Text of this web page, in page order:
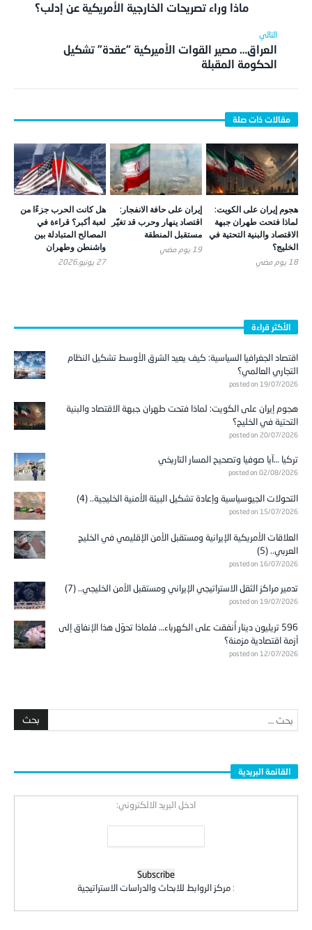
ماذا وراء تصريحات الخارجية الأمريكية عن إدلب؟
العراق… مصير القوات الأميركية “عقدة” تشكيل
الحكومة المقبلة
هجوم إيران على الكويت:
لماذا فتحت طهران جبهة
الاقتصاد والبنية التحتية في
الخليج؟
18 يوم ‎مضي
إيران على حافة الانفجار:
اقتصاد ينهار وحرب قد تغيّر
مستقبل المنطقة
19 يوم ‎مضي
هل كانت الحرب جزءًا من
لعبة أكبر؟ قراءة في
المصالح المتبادلة بين
واشنطن وطهران
27 يونيو,2026
الأكثر قراءة
اقتصاد الجغرافيا السياسية: كيف يعيد الشرق الأوسط تشكيل النظام
التجاري العالمي؟
posted on 19/07/2026
هجوم إيران على الكويت: لماذا فتحت طهران جبهة الاقتصاد والبنية
التحتية في الخليج؟
posted on 20/07/2026
تركيا …آيا صوفيا وتصحيح المسار التاريخي
posted on 02/08/2026
التحولات الجيوسياسية وإعادة تشكيل البيئة الأمنية الخليجية.. (4)
posted on 15/07/2026
العلاقات الأمريكية الإيرانية ومستقبل الأمن الإقليمي في الخليج
العربي.. (5)
posted on 16/07/2026
تدمير مراكز الثقل الاستراتيجي الإيراني ومستقبل الأمن الخليجي.. (7)
posted on 19/07/2026
596 تريليون دينار أُنفقت على الكهرباء… فلماذا تحوّل هذا الإنفاق إلى
أزمة اقتصادية مزمنة؟
posted on 12/07/2026
القائمة البريدية
ادخل البريد الالكتروني:
: مركز الروابط للابحاث والدراسات الاستراتيجية